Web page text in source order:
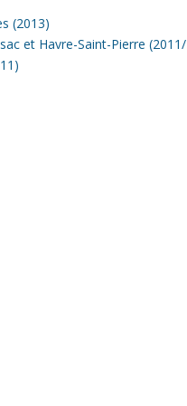
(2013)
et Havre-Saint-Pierre